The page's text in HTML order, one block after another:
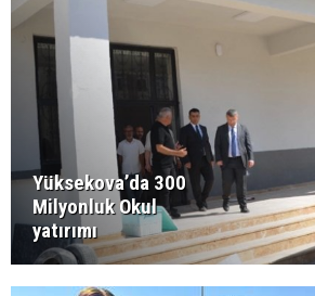
Yüksekova’da 300
Milyonluk Okul
yatırımı